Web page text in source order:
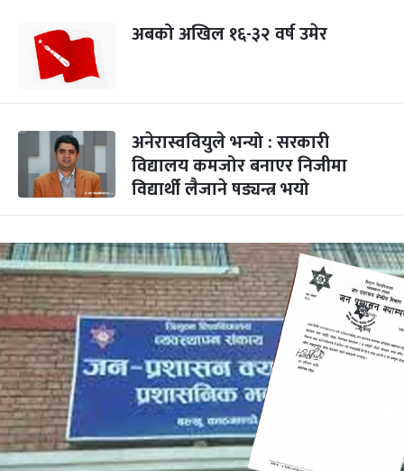
अबको अखिल १६-३२ वर्ष उमेर
अनेरास्ववियुले भन्यो : सरकारी
विद्यालय कमजोर बनाएर निजीमा
विद्यार्थी लैजाने षड्यन्त्र भयो